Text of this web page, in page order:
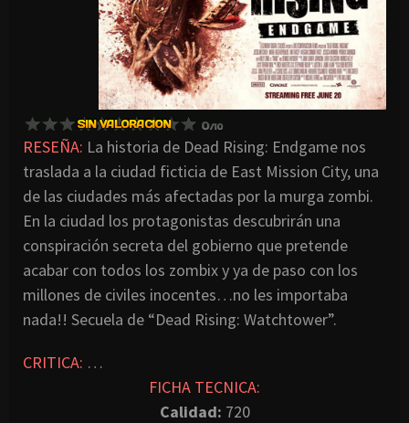
RESEÑA: La historia de Dead Rising: Endgame nos
traslada a la ciudad ficticia de East Mission City, una
de las ciudades más afectadas por la murga zombi.
En la ciudad los protagonistas descubrirán una
conspiración secreta del gobierno que pretende
acabar con todos los zombix y ya de paso con los
millones de civiles inocentes…no les importaba
nada!! Secuela de “Dead Rising: Watchtower”.
CRITICA: …
FICHA TECNICA:
Calidad: 720